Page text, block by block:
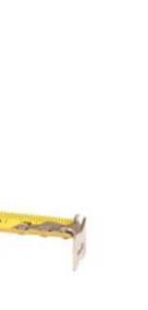
lại tư vấn rồi